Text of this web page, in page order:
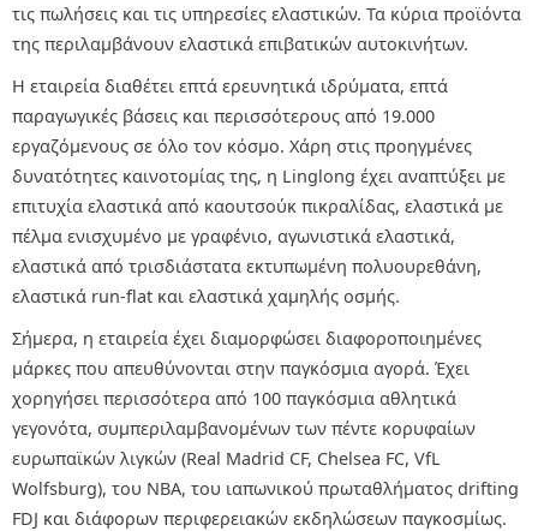
τις πωλήσεις και τις υπηρεσίες ελαστικών. Τα κύρια προϊόντα
της περιλαμβάνουν ελαστικά επιβατικών αυτοκινήτων.
Η εταιρεία διαθέτει επτά ερευνητικά ιδρύματα, επτά
παραγωγικές βάσεις και περισσότερους από 19.000
εργαζόμενους σε όλο τον κόσμο. Χάρη στις προηγμένες
δυνατότητες καινοτομίας της, η Linglong έχει αναπτύξει με
επιτυχία ελαστικά από καουτσούκ πικραλίδας, ελαστικά με
πέλμα ενισχυμένο με γραφένιο, αγωνιστικά ελαστικά,
ελαστικά από τρισδιάστατα εκτυπωμένη πολυουρεθάνη,
ελαστικά run-flat και ελαστικά χαμηλής οσμής.
Σήμερα, η εταιρεία έχει διαμορφώσει διαφοροποιημένες
μάρκες που απευθύνονται στην παγκόσμια αγορά. Έχει
χορηγήσει περισσότερα από 100 παγκόσμια αθλητικά
γεγονότα, συμπεριλαμβανομένων των πέντε κορυφαίων
ευρωπαϊκών λιγκών (Real Madrid CF, Chelsea FC, VfL
Wolfsburg), του NBA, του ιαπωνικού πρωταθλήματος drifting
FDJ και διάφορων περιφερειακών εκδηλώσεων παγκοσμίως.